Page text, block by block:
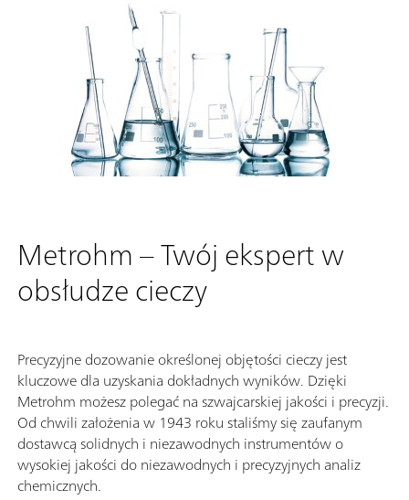
Metrohm – Twój ekspert w
obsłudze cieczy
Precyzyjne dozowanie określonej objętości cieczy jest
kluczowe dla uzyskania dokładnych wyników. Dzięki
Metrohm możesz polegać na szwajcarskiej jakości i precyzji.
Od chwili założenia w 1943 roku staliśmy się zaufanym
dostawcą solidnych i niezawodnych instrumentów o
wysokiej jakości do niezawodnych i precyzyjnych analiz
chemicznych.